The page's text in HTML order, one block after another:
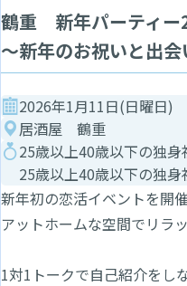
鶴重 新年パーティー
～新年のお祝いと出
2026年1月11日(日曜日)
居酒屋 鶴重
25歳以上40歳以下の独身
25歳以上40歳以下の独身
新年初の恋活イベントを開
アットホームな空間でリラ
1対1トークで自己紹介をし